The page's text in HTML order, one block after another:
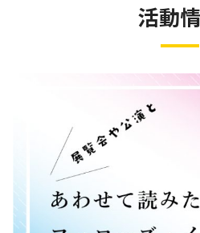
活動